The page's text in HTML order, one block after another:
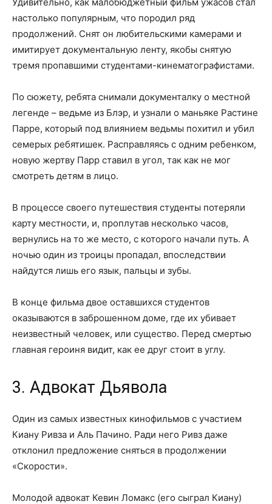
настолько популярным, что породил ряд
продолжений. Снят он любительскими камерами и
имитирует документальную ленту, якобы снятую
тремя пропавшими студентами-кинематографистами.
По сюжету, ребята снимали документалку о местной
легенде – ведьме из Блэр, и узнали о маньяке Растине
Парре, который под влиянием ведьмы похитил и убил
семерых ребятишек. Расправляясь с одним ребенком,
новую жертву Парр ставил в угол, так как не мог
смотреть детям в лицо.
В процессе своего путешествия студенты потеряли
карту местности, и, проплутав несколько часов,
вернулись на то же место, с которого начали путь. А
ночью один из троицы пропадал, впоследствии
найдутся лишь его язык, пальцы и зубы.
В конце фильма двое оставшихся студентов
оказываются в заброшенном доме, где их убивает
неизвестный человек, или существо. Перед смертью
главная героиня видит, как ее друг стоит в углу.
3. Адвокат Дьявола
Один из самых известных кинофильмов с участием
Киану Ривза и Аль Пачино. Ради него Ривз даже
отклонил предложение сняться в продолжении
«Скорости».
Молодой адвокат Кевин Ломакс (его сыграл Киану)